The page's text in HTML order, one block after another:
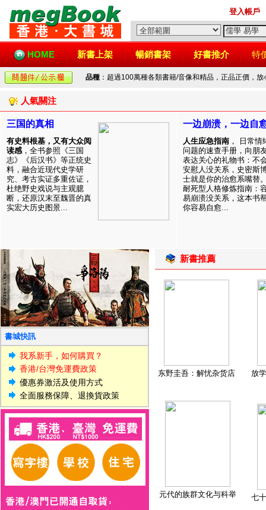
登入帳戶
HOME 新書上架 暢銷書架 好書推介 特
品種 ：超過100萬種各類書籍/音像和精品，正品正價，
人氣關注
三国的真相
有史料根基，又有大众阅
读感 ，全书参照《三国
志》《后汉书》等正统史
料，融合近现代史学研
究、考古实证多重佐证，
杜绝野史戏说与主观臆
断，还原汉末至魏晋的真
实宏大历史图景...
一边崩溃，一边自
人生应急指南 ， 日常情
问题的速查手册，向朋
表达关心的礼物书：不
安慰人没关系，史密斯
士就是你的治愈系嘴替
耐死型人格修炼指南：
易崩溃没关系，这本书
你容易自愈...
書城快訊
我系新手，如何購買？
香港/台灣免運費政策
優惠券激活及使用方式
全面服務保障、退換貨政策
新書推薦
东野圭吾：解忧杂货店 放
元代的族群文化与科举 七